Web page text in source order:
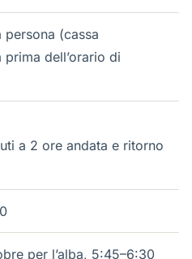
(cassa
prima dell’orario di
a 2 ore andata e ritorno
per l’alba, 5:45–6:30